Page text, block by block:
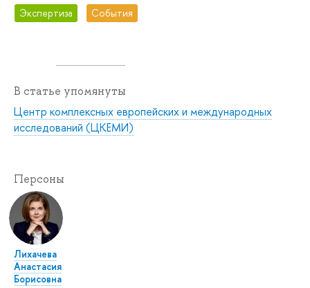
Экспертиза События
В статье упомянуты
Центр комплексных европейских и международных
исследований (ЦКЕМИ)
Персоны
Лихачева
Анастасия
Борисовна